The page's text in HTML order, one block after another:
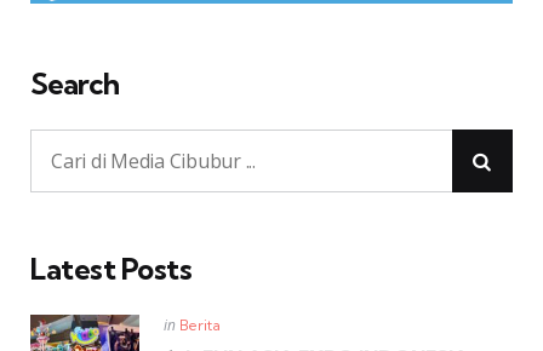
Search
Latest Posts
Posted
in
in Berita